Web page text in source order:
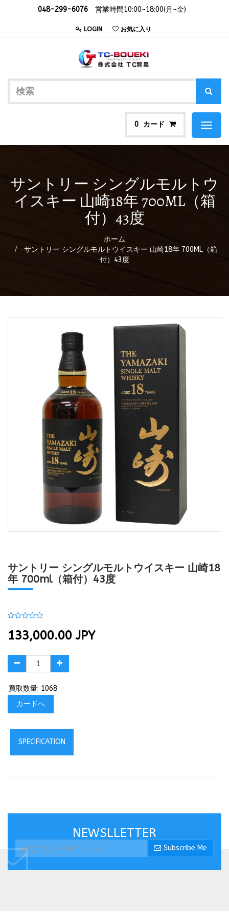
048-299-6076 営業時間10:00~18:00(月~金)
LOGIN お気に入り
0 カード
Toggle
サントリー シングルモルトウ
イスキー 山崎18年 700ML（箱
付）43度
ホーム
サントリー シングルモルトウイスキー 山崎18年 700ML（箱
付）43度
サントリー シングルモルトウイスキー 山崎18
年 700ml（箱付）43度
133,000.00 JPY
買取数量: 1068
カードへ
SPECIFICATION
NEWSLLETTER
Subscribe Me